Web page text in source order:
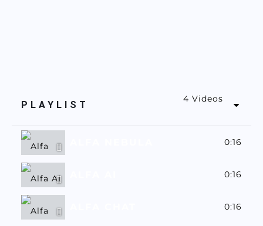
PLAYLIST
4 Videos
0:16
0:16
0:16